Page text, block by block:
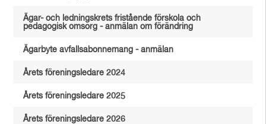
Ägar- och ledningskrets fristående förskola och
pedagogisk omsorg - anmälan om förändring
Ägarbyte avfallsabonnemang - anmälan
Årets föreningsledare 2024
Årets föreningsledare 2025
Årets föreningsledare 2026